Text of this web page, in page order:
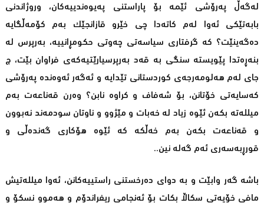
لەگەڵ پەرۆشی ئێمە بۆ پاراستنی پەیوەندییەکان، وروژاندنی
بابەتێکی ئەوا لەم کاتەدا چی خێرو قازانجێک بەم کۆمەڵگایە
دەگەینێت؟ کە گرفتاری سیاسەتی چەوتی حکومڕانییە، بەرپرس لە
بنەڕەتدا پێویستە سنگی بە قەد بەرپرسیارێتیەکەی فراوان بێت، چ
جای لەم ھەلومەرجەی کوردستانی تێدایە و ئەگەر ئەوەندە پەرۆشی
کەسایەتی خۆتانن، بۆ شەفاف و کراوە نابن؟ وەرن قەناعەت بەم
میللەتە بکەن ئێوە زیاد لە خەبات و مێژوو و ناوتان سودمەند نەبوون
و قەناعەت بکەن بەم خەڵکە کە ئێوە ھۆکاری گەندەڵی و
قورڕبەسەری ئەم گەلە نین..
باشە گەر وابێت و بە دوای دەرخستنی راستییەکانن، ئەوا میللەتیش
مافی خۆیەتی سکاڵا بكات بۆ ئەنجامی ریفراندۆم و ھەموو نسکۆ و